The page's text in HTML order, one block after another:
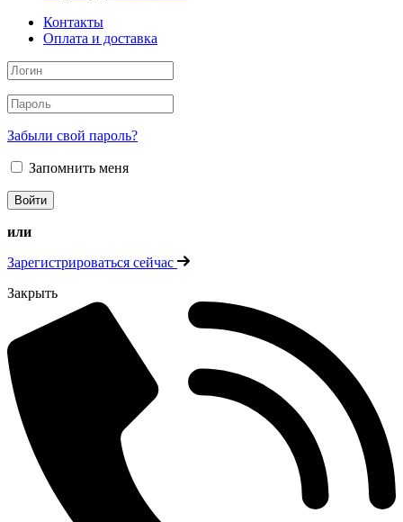
Контакты
Оплата и доставка
Забыли свой пароль?
Запомнить меня
или
Зарегистрироваться сейчас
Закрыть